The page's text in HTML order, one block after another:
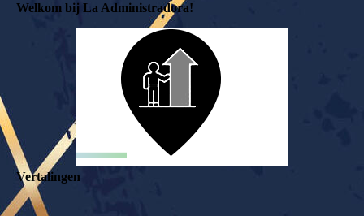
Welkom bij La Administradora!
Vertalingen